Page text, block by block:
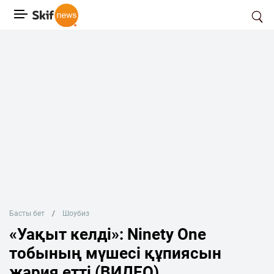
Басты бет Шоубиз
«Уақыт келді»: Ninety One
тобының мүшесі құпиясын